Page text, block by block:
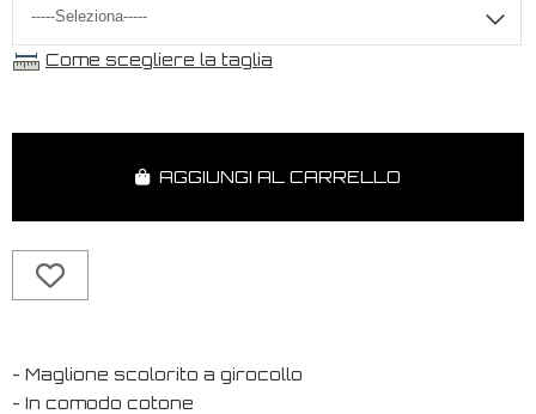
Come scegliere la taglia
AGGIUNGI AL CARRELLO
- Maglione scolorito a girocollo
- In comodo cotone